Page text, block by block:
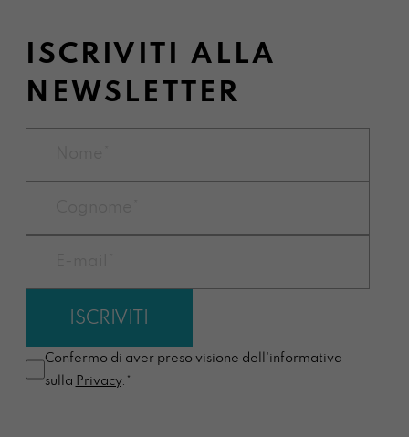
ISCRIVITI ALLA
NEWSLETTER
Confermo di aver preso visione dell'informativa
sulla Privacy.*